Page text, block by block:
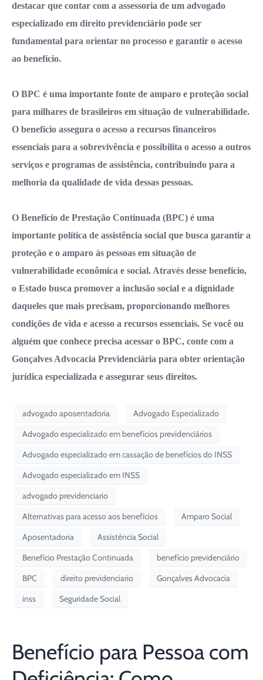
destacar que contar com a assessoria de um advogado
especializado em direito previdenciário pode ser
fundamental para orientar no processo e garantir o acesso
ao benefício.
O BPC é uma importante fonte de amparo e proteção social
para milhares de brasileiros em situação de vulnerabilidade.
O benefício assegura o acesso a recursos financeiros
essenciais para a sobrevivência e possibilita o acesso a outros
serviços e programas de assistência, contribuindo para a
melhoria da qualidade de vida dessas pessoas.
O Benefício de Prestação Continuada (BPC) é uma
importante política de assistência social que busca garantir a
proteção e o amparo às pessoas em situação de
vulnerabilidade econômica e social. Através desse benefício,
o Estado busca promover a inclusão social e a dignidade
daqueles que mais precisam, proporcionando melhores
condições de vida e acesso a recursos essenciais. Se você ou
alguém que conhece precisa acessar o BPC, conte com a
Gonçalves Advocacia Previdenciária para obter orientação
jurídica especializada e assegurar seus direitos.
advogado aposentadoria
Advogado Especializado
Advogado especializado em benefícios previdenciários
Advogado especializado em cassação de benefícios do INSS
Advogado especializado em INSS
advogado previdenciario
Alternativas para acesso aos benefícios
Amparo Social
Aposentadoria
Assistência Social
Benefício Prestação Continuada
benefício previdenciário
BPC
direito previdenciario
Gonçalves Advocacia
inss
Seguridade Social
Benefício para Pessoa com